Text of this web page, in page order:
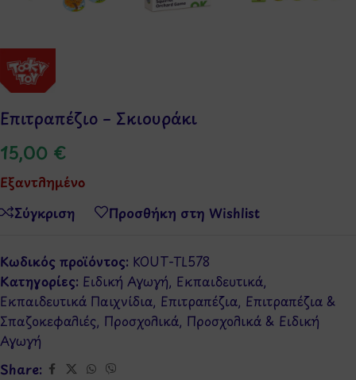
Επιτραπέζιο – Σκιουράκι
15,00 €
Εξαντλημένο
Σύγκριση
Προσθήκη στη Wishlist
Κωδικός προϊόντος: KOUT-TL578
Κατηγορίες: Ειδική Αγωγή, Εκπαιδευτικά,
Εκπαιδευτικά Παιχνίδια, Επιτραπέζια, Επιτραπέζια &
Σπαζοκεφαλιές, Προσχολικά, Προσχολικά & Ειδική
Αγωγή
Share: